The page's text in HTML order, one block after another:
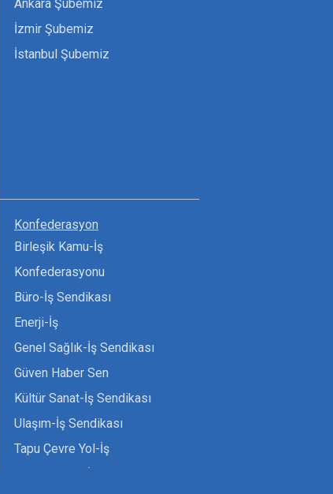
Ankara Şubemiz
İzmir Şubemiz
İstanbul Şubemiz
Konfederasyon
Birleşik Kamu-İş
Konfederasyonu
Büro-İş Sendikası
Enerji-İş
Genel Sağlık-İş Sendikası
Güven Haber Sen
Kültür Sanat-İş Sendikası
Ulaşım-İş Sendikası
Tapu Çevre Yol-İş